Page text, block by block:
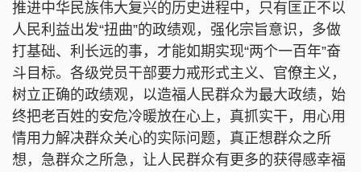
推进中华民族伟大复兴的历史进程中，只有匡正不以
人民利益出发“扭曲”的政绩观，强化宗旨意识，多做
打基础、利长远的事，才能如期实现“两个一百年”奋
斗目标。各级党员干部要力戒形式主义、官僚主义，
树立正确的政绩观，以造福人民群众为最大政绩，始
终把老百姓的安危冷暖放在心上，真抓实干，用心用
情用力解决群众关心的实际问题，真正想群众之所
想，急群众之所急，让人民群众有更多的获得感幸福